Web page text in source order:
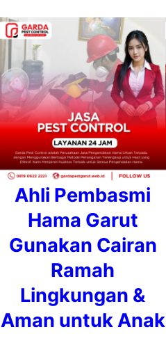
Ahli Pembasmi
Hama Garut
Gunakan Cairan
Ramah
Lingkungan &
Aman untuk Anak